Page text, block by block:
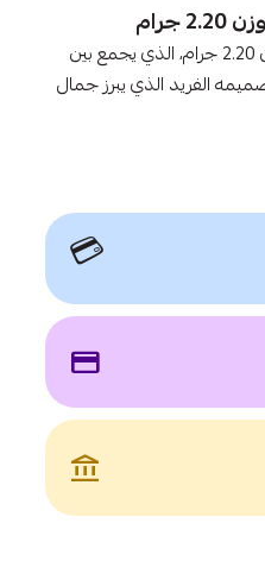
اكتشف أناقة خاتم ذهب عيار 18 الوزن 2.20 جرام، الذي يجمع بين
الفريد الذي يبرز جمال
💳
payment
account_balance